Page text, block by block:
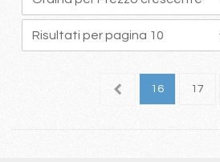
15 16 17